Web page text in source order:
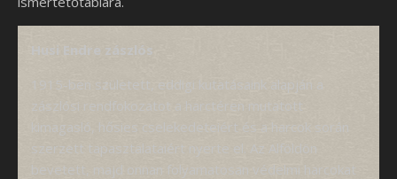
Husi Endre zászlós
1915-ben született, eddigi kutatásaink alapján a
zászlósi rendfokozatot a harctéren mutatott
kimagasló, hősies cselekedeteiért és a harcok során
szerzett tapasztalataiért nyerte el. Az Alföldön
bevetett, majd onnan folyamatosan védelmi harcokat